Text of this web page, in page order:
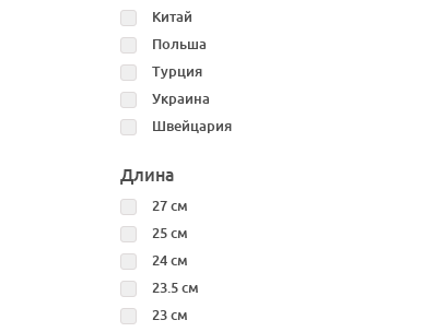
Китай
Польша
Турция
Украина
Швейцария
Длина
27 см
25 см
24 см
23.5 см
23 см